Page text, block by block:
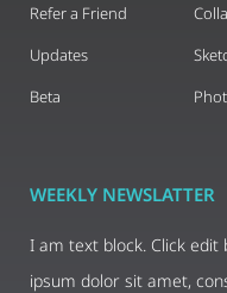
Refer a Friend
Updates
Beta
WEEKLY NEWSLATTER
I am text block. Click
ipsum dolor sit amet,